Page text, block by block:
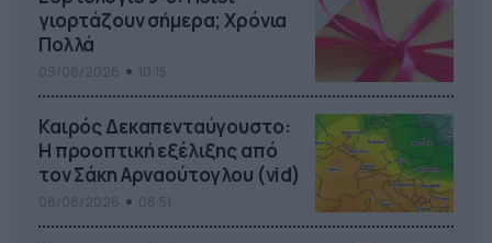
γιορτάζουν σήμερα; Χρόνια
Πολλά
Καιρός Δεκαπενταύγουστο:
Η προοπτική εξέλιξης από
τον Σάκη Αρναούτογλου (vid)